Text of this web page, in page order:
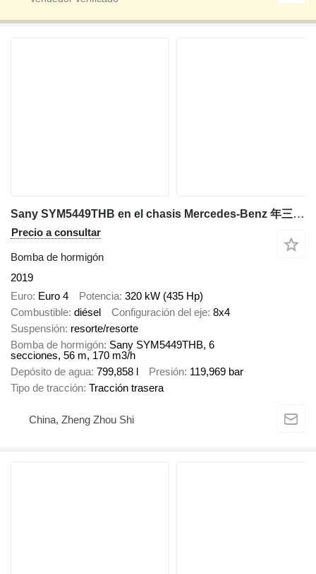
Sany SYM5449THB en el chasis Mercedes-Benz 年三一重工
Precio a consultar
Bomba de hormigón
2019
Euro Euro 4 Potencia 320 kW (435 Hp)
Combustible diésel Configuración del eje 8x4
Suspensión resorte/resorte
Bomba de hormigón Sany SYM5449THB, 6
secciones, 56 m, 170 m3/h
Depósito de agua 799,858 l Presión 119,969 bar
Tipo de tracción Tracción trasera
China, Zheng Zhou Shi